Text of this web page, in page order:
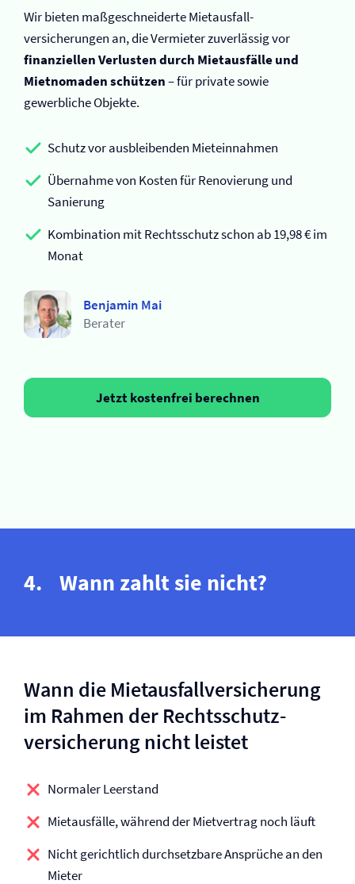
Wir bieten maßgeschneiderte Mietausfall­
versicherungen an, die Vermieter zuverlässig vor
finanziellen Verlusten durch Mietausfälle und
Mietnomaden schützen– für private sowie
gewerbliche Objekte.
Schutz vor ausbleibenden Mieteinnahmen
Übernahme von Kosten für Renovierung und
Sanierung
Kombination mit Rechtsschutz schon ab 19,98 € im
Monat
Benjamin Mai
Berater
Jetzt kostenfrei berechnen
Wann zahlt sie nicht?
Wann die Mietausfall­versicherung
im Rahmen der Rechtsschutz­
versicherung nicht leistet
Normaler Leerstand
Mietausfälle, während der Mietvertrag noch läuft
Nicht gerichtlich durchsetzbare Ansprüche an den
Mieter